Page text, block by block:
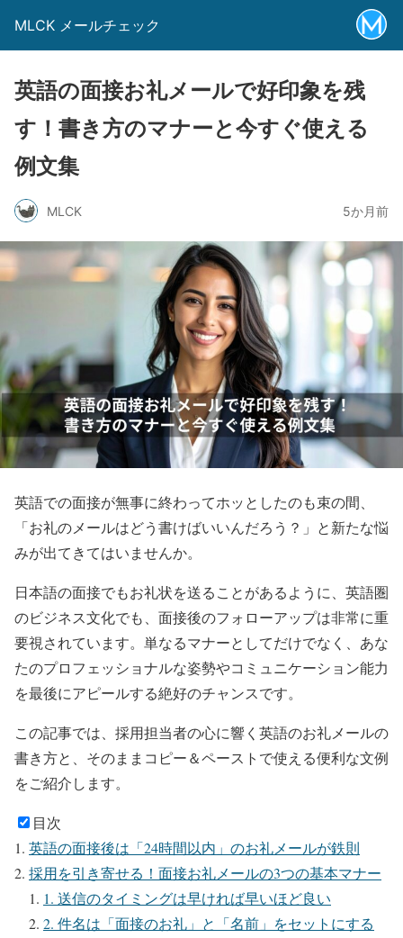
MLCK メールチェック
英語の面接お礼メールで好印象を残
す！書き方のマナーと今すぐ使える
例文集
MLCK 5か月前
英語での面接が無事に終わってホッとしたのも束の間、
「お礼のメールはどう書けばいいんだろう？」と新たな悩
みが出てきてはいませんか。
日本語の面接でもお礼状を送ることがあるように、英語圏
のビジネス文化でも、面接後のフォローアップは非常に重
要視されています。単なるマナーとしてだけでなく、あな
たのプロフェッショナルな姿勢やコミュニケーション能力
を最後にアピールする絶好のチャンスです。
この記事では、採用担当者の心に響く英語のお礼メールの
書き方と、そのままコピー＆ペーストで使える便利な文例
をご紹介します。
目次
英語の面接後は「24時間以内」のお礼メールが鉄則
採用を引き寄せる！面接お礼メールの3つの基本マナー
1. 送信のタイミングは早ければ早いほど良い
2. 件名は「面接のお礼」と「名前」をセットにする